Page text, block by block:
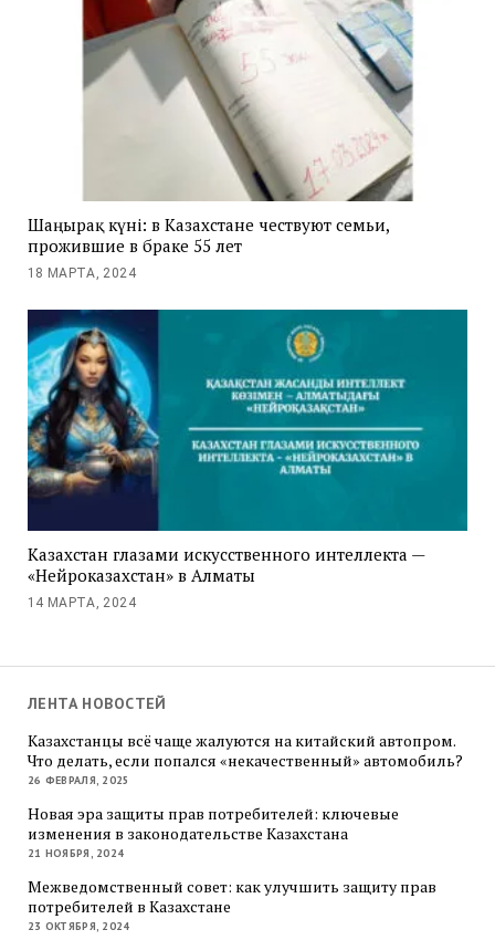
Шаңырақ күні: в Казахстане чествуют семьи,
прожившие в браке 55 лет
18 МАРТА, 2024
Казахстан глазами искусственного интеллекта —
«Нейроказахстан» в Алматы
14 МАРТА, 2024
ЛЕНТА НОВОСТЕЙ
Казахстанцы всё чаще жалуются на китайский автопром.
Что делать, если попался «некачественный» автомобиль?
26 ФЕВРАЛЯ, 2025
Новая эра защиты прав потребителей: ключевые
изменения в законодательстве Казахстана
21 НОЯБРЯ, 2024
Межведомственный совет: как улучшить защиту прав
потребителей в Казахстане
23 ОКТЯБРЯ, 2024